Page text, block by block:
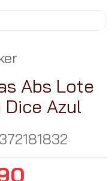
Abs Lote
Azul